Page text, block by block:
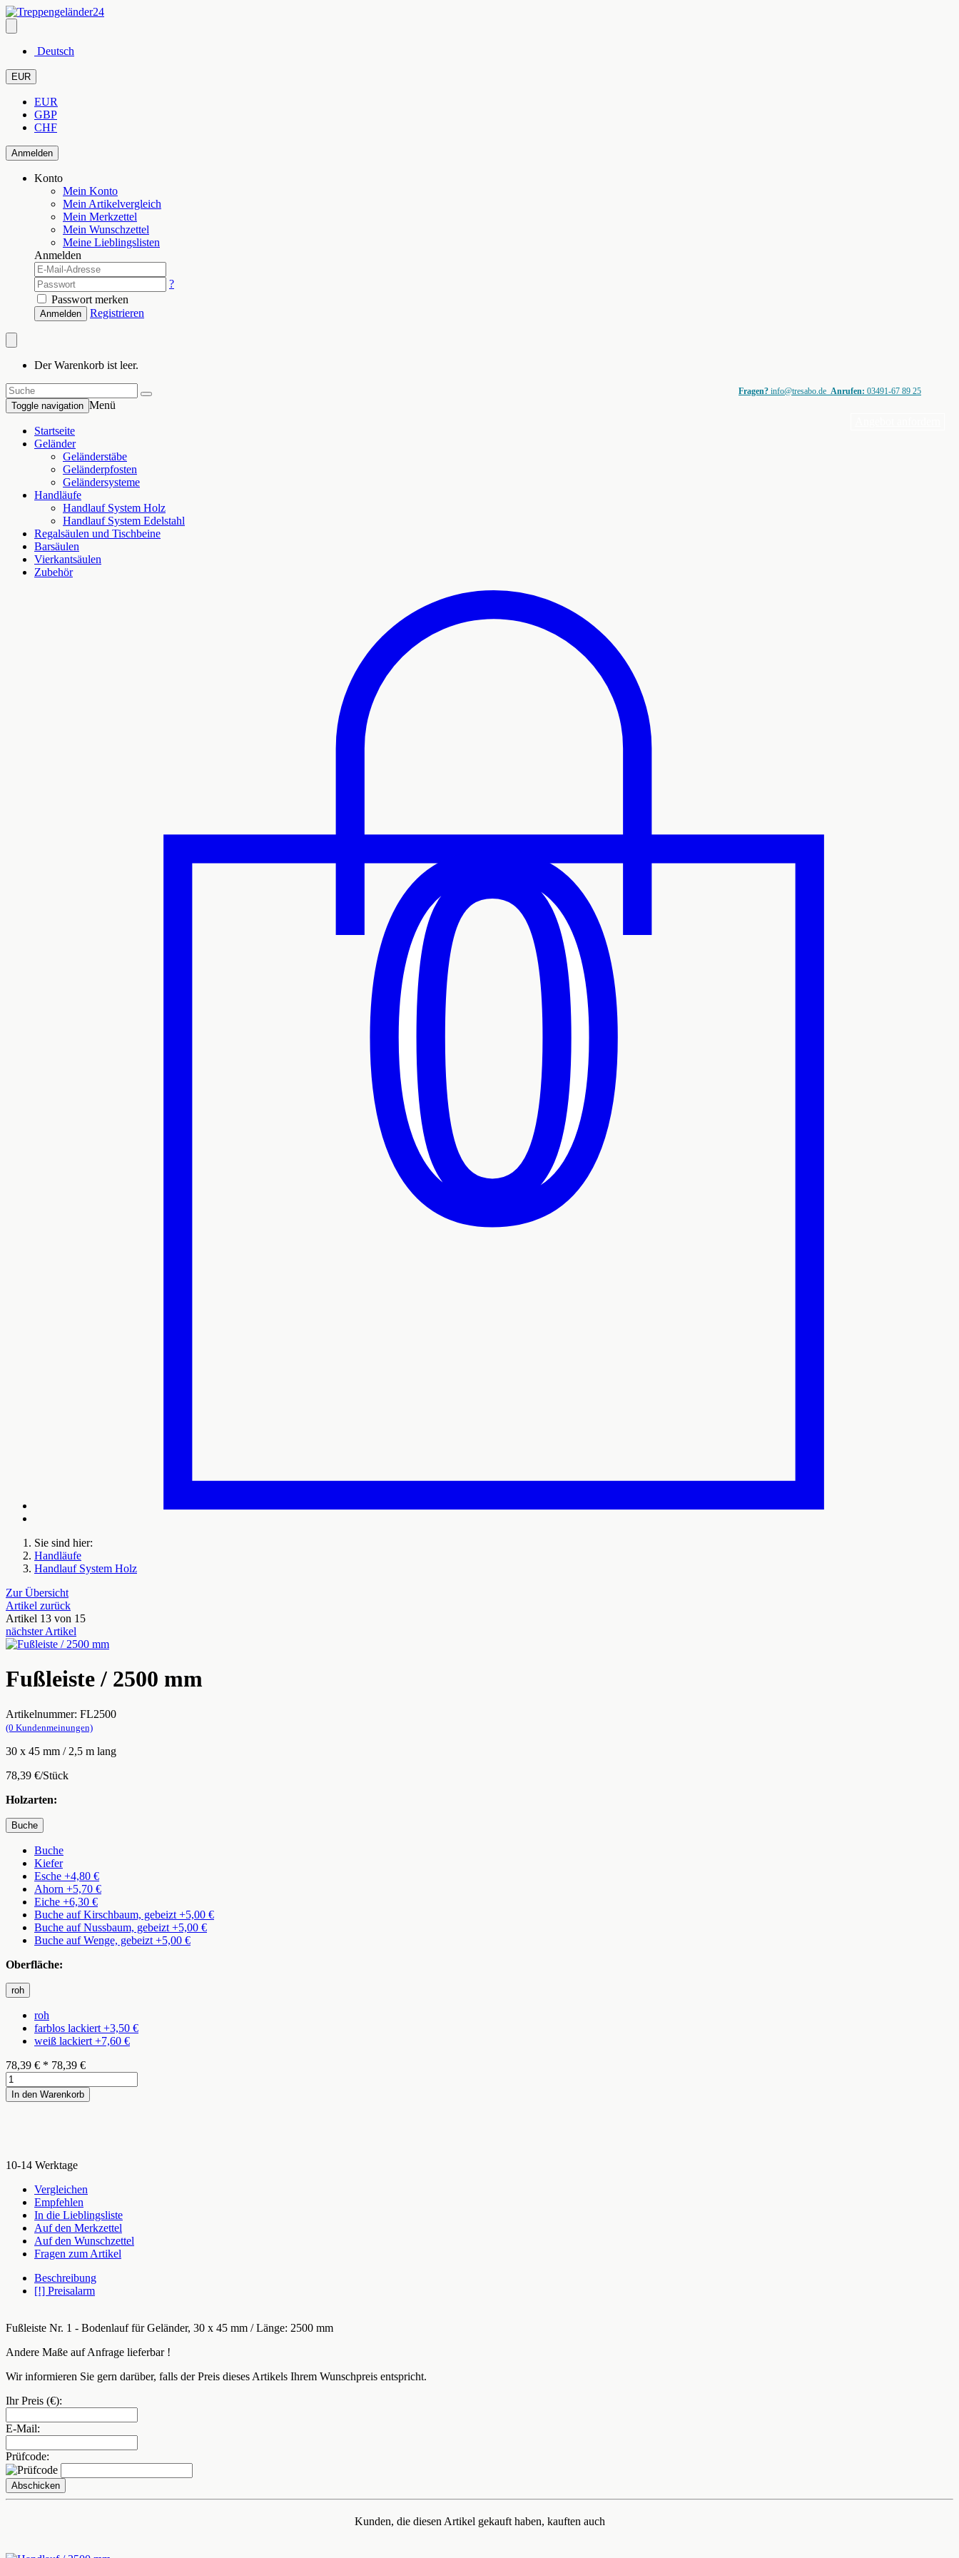
Deutsch
EUR
EUR
GBP
CHF
Anmelden
Konto
Mein Konto
Mein Artikelvergleich
Mein Merkzettel
Mein Wunschzettel
Meine Lieblingslisten
Anmelden
?
Passwort merken
Anmelden Registrieren
Der Warenkorb ist leer.
Fragen? info@tresabo.de Anrufen: 03491-67 89 25
Toggle navigation Menü
Startseite
Geländer
Geländerstäbe
Geländerpfosten
Geländersysteme
Handläufe
Handlauf System Holz
Handlauf System Edelstahl
Regalsäulen und Tischbeine
Barsäulen
Vierkantsäulen
Zubehör
Sie sind hier:
Handläufe
Handlauf System Holz
Zur Übersicht
Artikel zurück
Artikel 13 von 15
nächster Artikel
Fußleiste / 2500 mm
Artikelnummer: FL2500
(0 Kundenmeinungen)
30 x 45 mm / 2,5 m lang
78,39 €/Stück
Holzarten:
Buche
Buche
Kiefer
Esche +4,80 €
Ahorn +5,70 €
Eiche +6,30 €
Buche auf Kirschbaum, gebeizt +5,00 €
Buche auf Nussbaum, gebeizt +5,00 €
Buche auf Wenge, gebeizt +5,00 €
Oberfläche:
roh
roh
farblos lackiert +3,50 €
weiß lackiert +7,60 €
78,39 € * 78,39 €
In den Warenkorb
10-14 Werktage
Vergleichen
Empfehlen
In die Lieblingsliste
Auf den Merkzettel
Auf den Wunschzettel
Fragen zum Artikel
Beschreibung
[!] Preisalarm
Fußleiste Nr. 1 - Bodenlauf für Geländer, 30 x 45 mm / Länge: 2500 mm
Andere Maße auf Anfrage lieferbar !
Wir informieren Sie gern darüber, falls der Preis dieses Artikels Ihrem Wunschpreis entspricht.
Ihr Preis (€):
E-Mail:
Prüfcode:
Abschicken
Kunden, die diesen Artikel gekauft haben, kauften auch